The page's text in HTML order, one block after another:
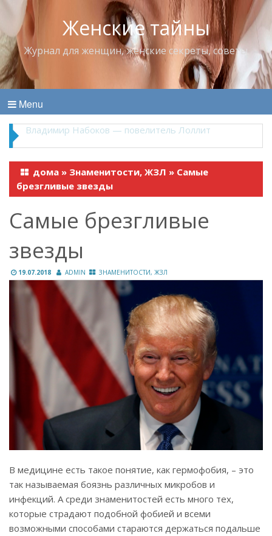
Женские тайны
Журнал для женщин, женские секреты, советы
Menu
Владимир Набоков — повелитель Лоллит
дома » Знаменитости, ЖЗЛ » Самые
брезгливые звезды
Самые брезгливые
звезды
19.07.2018 ADMIN ЗНАМЕНИТОСТИ, ЖЗЛ
В медицине есть такое понятие, как гермофобия, – это
так называемая боязнь различных микробов и
инфекций. А среди знаменитостей есть много тех,
которые страдают подобной фобией и всеми
возможными способами стараются держаться подальше